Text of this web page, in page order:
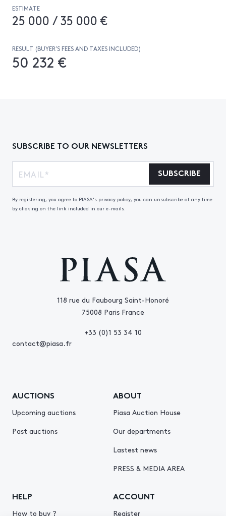
ESTIMATE
25 000 / 35 000 €
RESULT (BUYER’S FEES AND TAXES INCLUDED)
50 232 €
118 rue du Faubourg Saint-Honoré
75008 Paris France
+33 (0)1 53 34 10
contact@piasa.fr
AUCTIONS
Upcoming auctions
Past auctions
ABOUT
Piasa Auction House
Our departments
Lastest news
PRESS & MEDIA AREA
HELP
How to buy ?
ACCOUNT
Register
SUBSCRIBE TO OUR NEWSLETTERS
SUBSCRIBE
By registering, you agree to PIASA's privacy policy, you can unsubscribe at any time
by clicking on the link included in our e-mails.